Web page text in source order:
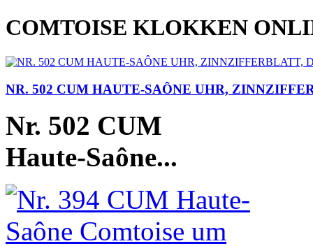
COMTOISE KLOKKEN
NR. 502 CUM HAUTE-SAÔNE UHR,
Nr. 502 CUM
Haute-Saône...